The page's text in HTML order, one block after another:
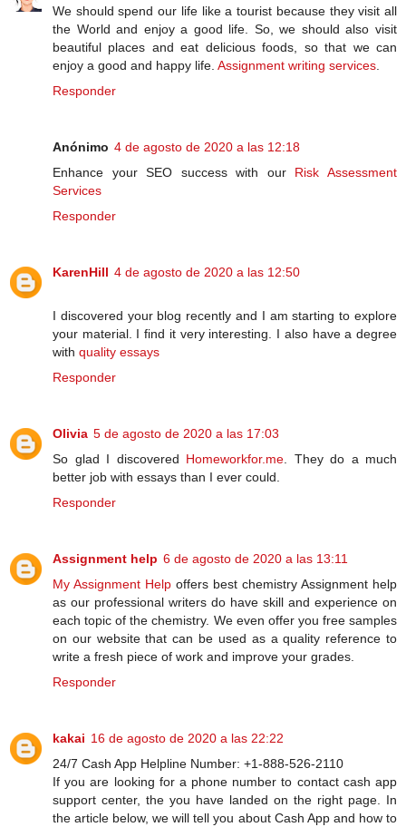
We should spend our life like a tourist because they visit all
the World and enjoy a good life. So, we should also visit
beautiful places and eat delicious foods, so that we can
enjoy a good and happy life. Assignment writing services
Responder
Anónimo 4 de agosto de 2020 a las 12:18
Enhance your SEO success with our Risk Assessment
Services
Responder
KarenHill 4 de agosto de 2020 a las 12:50
I discovered your blog recently and I am starting to explore
your material. I find it very interesting. I also have a degree
with quality essays
Responder
Olivia 5 de agosto de 2020 a las 17:03
So glad I discovered Homeworkfor.me . They do a much
better job with essays than I ever could.
Responder
Assignment help 6 de agosto de 2020 a las 13:11
My Assignment Help offers best chemistry Assignment help
as our professional writers do have skill and experience on
each topic of the chemistry. We even offer you free samples
on our website that can be used as a quality reference to
write a fresh piece of work and improve your grades.
Responder
kakai 16 de agosto de 2020 a las 22:22
24/7 Cash App Helpline Number: +1-888-526-2110
If you are looking for a phone number to contact cash app
support center, the you have landed on the right page. In
the article below, we will tell you about Cash App and how to